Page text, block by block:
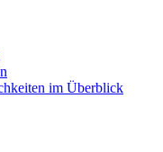
im Überblick